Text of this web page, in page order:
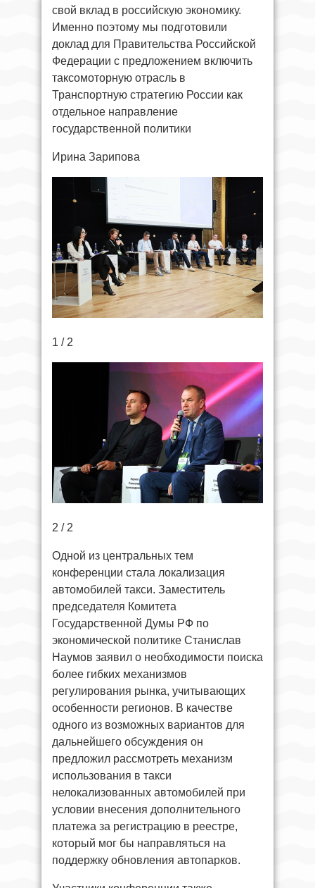
свой вклад в российскую экономику.
Именно поэтому мы подготовили
доклад для Правительства Российской
Федерации с предложением включить
таксомоторную отрасль в
Транспортную стратегию России как
отдельное направление
государственной политики
Ирина Зарипова
1 / 2
2 / 2
Одной из центральных тем
конференции стала локализация
автомобилей такси. Заместитель
председателя Комитета
Государственной Думы РФ по
экономической политике Станислав
Наумов заявил о необходимости поиска
более гибких механизмов
регулирования рынка, учитывающих
особенности регионов. В качестве
одного из возможных вариантов для
дальнейшего обсуждения он
предложил рассмотреть механизм
использования в такси
нелокализованных автомобилей при
условии внесения дополнительного
платежа за регистрацию в реестре,
который мог бы направляться на
поддержку обновления автопарков.